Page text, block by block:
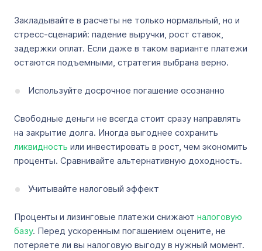
Закладывайте в расчеты не только нормальный, но и
стресс-сценарий: падение выручки, рост ставок,
задержки оплат. Если даже в таком варианте платежи
остаются подъемными, стратегия выбрана верно.
Используйте досрочное погашение осознанно
Свободные деньги не всегда стоит сразу направлять
на закрытие долга. Иногда выгоднее сохранить
ликвидность или инвестировать в рост, чем экономить
проценты. Сравнивайте альтернативную доходность.
Учитывайте налоговый эффект
Проценты и лизинговые платежи снижают налоговую
базу. Перед ускоренным погашением оцените, не
потеряете ли вы налоговую выгоду в нужный момент.